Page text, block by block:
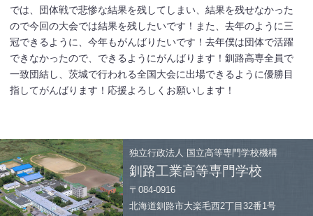
では、団体戦で悲惨な結果を残してしまい、結果を残せなかった
ので今回の大会では結果を残したいです！また、去年のように三
冠できるように、今年もがんばりたいです！去年僕は団体で活躍
できなかったので、できるようにがんばります！釧路高専全員で
一致団結し、茨城で行われる全国大会に出場できるように優勝目
指してがんばります！応援よろしくお願いします！
独立行政法人 国立高等専門学校機構
釧路工業高等専門学校
〒084-0916
北海道釧路市大楽毛西2丁目32番1号